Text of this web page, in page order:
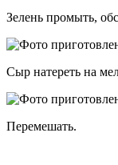
Зелень промыть,
Сыр натереть на
Перемешать.